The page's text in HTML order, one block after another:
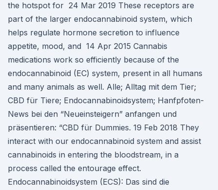
the hotspot for 24 Mar 2019 These receptors are
part of the larger endocannabinoid system, which
helps regulate hormone secretion to influence
appetite, mood, and 14 Apr 2015 Cannabis
medications work so efficiently because of the
endocannabinoid (EC) system, present in all humans
and many animals as well. Alle; Alltag mit dem Tier;
CBD für Tiere; Endocannabinoidsystem; Hanfpfoten-
News bei den “Neueinsteigern” anfangen und
präsentieren: “CBD für Dummies. 19 Feb 2018 They
interact with our endocannabinoid system and assist
cannabinoids in entering the bloodstream, in a
process called the entourage effect.
Endocannabinoidsystem (ECS): Das sind die